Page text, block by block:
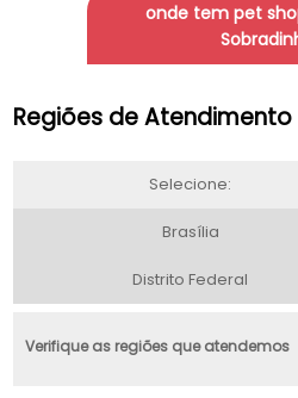
onde tem pet
Regiões de Atendimento
Selecione:
Brasília
Distrito Federal
Verifique as regiões que atendemos